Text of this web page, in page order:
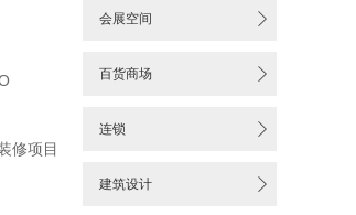
会展空间 
百货商场 
连锁 
建筑设计 
修项目